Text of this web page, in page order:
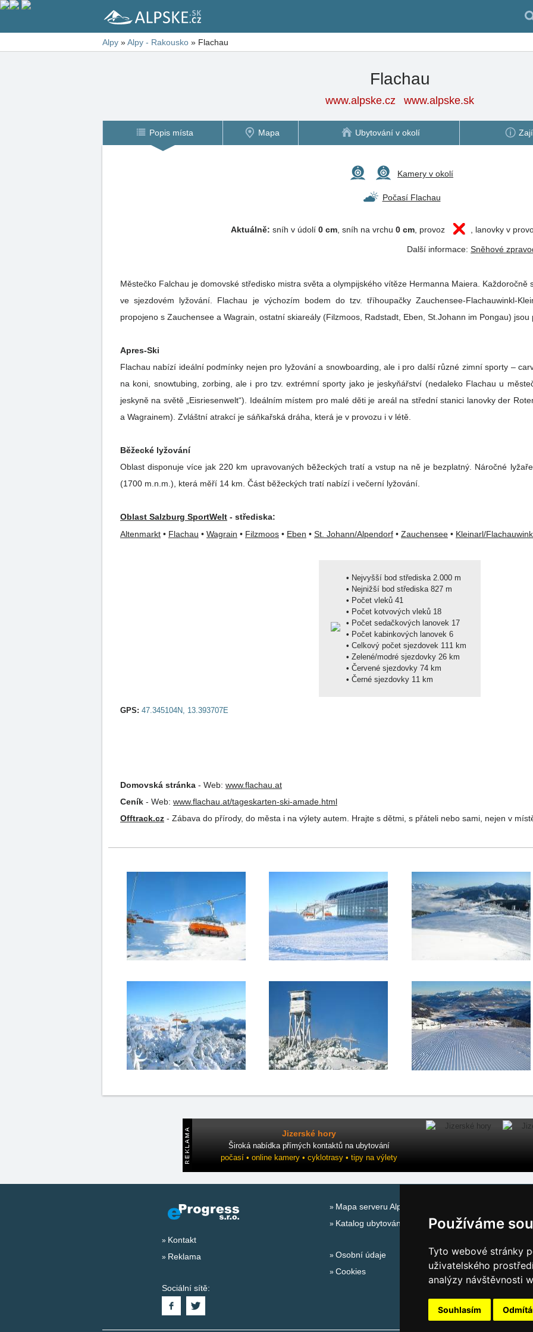
Používáme
Tyto webové stránky
uživatelského
analýzy návštěvnosti
Souhlasím
Alpy »Alpy - Rakousko » Flachau
Flachau
www.alpske.cz www.alpske.sk
Popis místa Mapa Ubytování v okolí
Kamery v okolí
Počasí Flachau
Aktuálně: sníh v údolí 0 cm , sníh na vrchu 0 cm , provoz , lanovky v
Další informace: Sněhové
Městečko Falchau je domovské středisko mistra světa a olympijského vítěze Hermanna Maiera. Každoročně
ve sjezdovém lyžování. Flachau je výchozím bodem do tzv. tříhoupačky Zauchensee-Flachauwinkl-
propojeno s Zauchensee a Wagrain, ostatní skiareály (Filzmoos, Radstadt, Eben, St.Johann im Pongau) jsou
Apres-Ski
Flachau nabízí ideální podmínky nejen pro lyžování a snowboarding, ale i pro další různé zimní sporty –
na koni, snowtubing, zorbing, ale i pro tzv. extrémní sporty jako je jeskyňářství (nedaleko Flachau u městečka Werfen se nachází největší ledová
jeskyně na světě „Eisriesenwelt“). Ideálním místem pro malé děti je areál na střední stanici lanovky der
a Wagrainem). Zvláštní atrakcí je sáňkařská dráha, která je v provozu i v létě.
Běžecké lyžování
Oblast disponuje více jak 220 km upravovaných běžeckých tratí a vstup na ně je bezplatný. Náročné
(1700 m.n.m.), která měří 14 km. Část běžeckých tratí nabízí i večerní lyžování.
Oblast Salzburg SportWelt - střediska:
Altenmarkt • Flachau • Wagrain • Filzmoos • Eben • St. Johann/Alpendorf • Zauchensee • Kleinarl/
•
Nejvyšší bod střediska 2.000 m
•
Nejnižší bod střediska 827 m
•
Počet vleků 41
•
Počet kotvových vleků 18
•
Počet sedačkových lanovek 17
•
Počet kabinkových lanovek 6
•
Celkový počet sjezdovek 111 km
•
Zelené/modré sjezdovky 26 km
•
Červené sjezdovky 74 km
•
Černé sjezdovky 11 km
GPS: 47.345104N, 13.393707E
Domovská stránka - Web: www.flachau.at
Ceník - Web: www.flachau.at/tageskarten-ski-amade.html
Offtrack.cz - Zábava do přírody, do města i na výlety autem. Hrajte s dětmi, s přáteli nebo sami, nejen v
Jizerské hory
Široká nabídka přímých kontaktů na ubytování
počasí • online kamery • cyklotrasy • tipy na výlety
Kontakt
Reklama
Sociální sítě:
Mapa serveru Alpy - Rakousko
Katalog ubytování
Osobní údaje
Cookies